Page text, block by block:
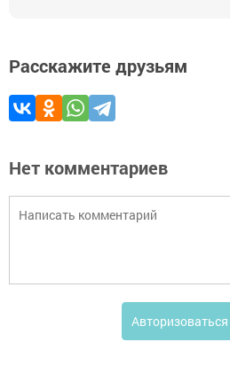
Расскажите друзьям
Нет комментариев
Авторизоваться